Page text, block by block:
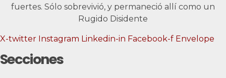
fuertes. Sólo sobrevivió, y permaneció allí como un
Rugido Disidente
X-twitter Instagram Linkedin-in Facebook-f Envelope
Secciones